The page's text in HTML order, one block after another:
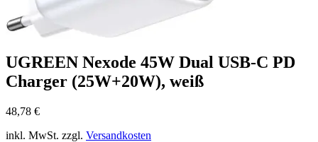
UGREEN Nexode 45W Dual USB-C PD
Charger (25W+20W), weiß
48,78 €
inkl. MwSt. zzgl. Versandkosten